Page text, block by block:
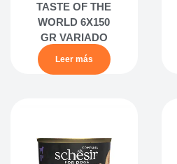
TASTE OF THE
WORLD 6X150
GR VARIADO
Leer más